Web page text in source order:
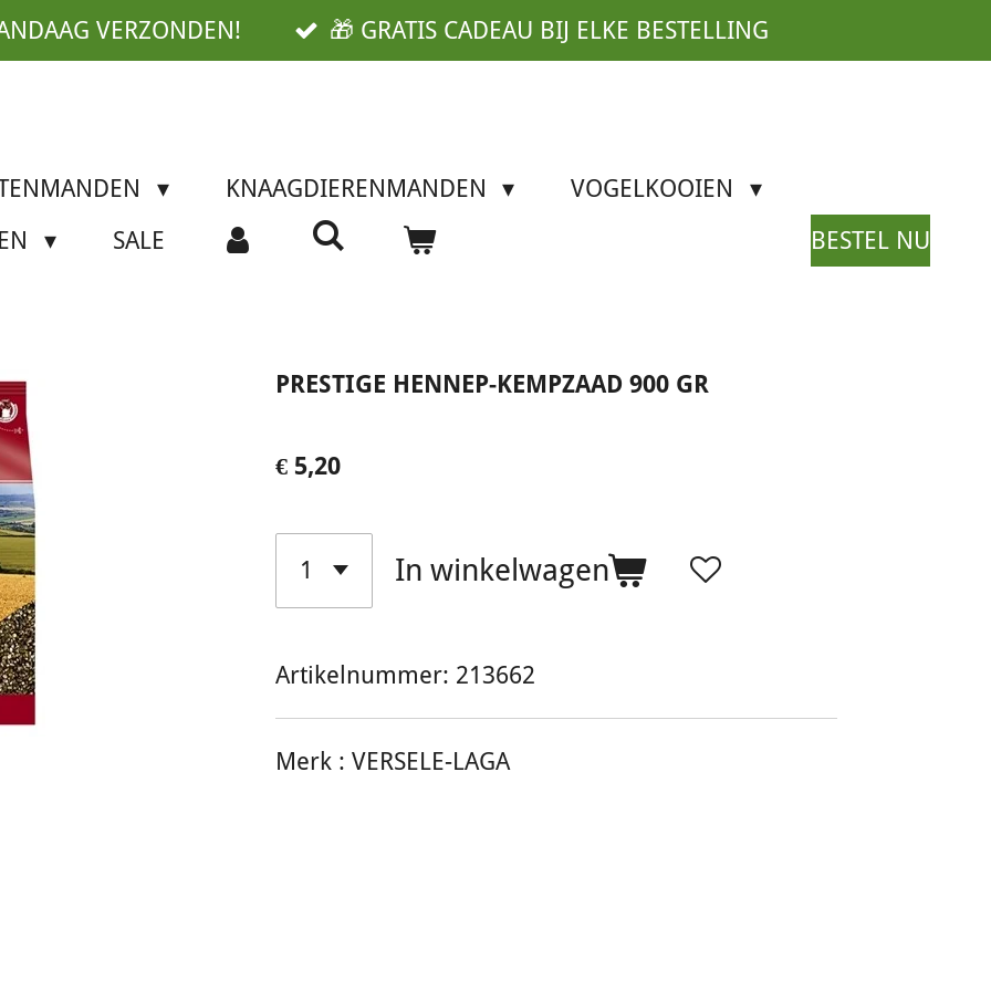
VERZONDEN! 🎁 GRATIS CADEAU BIJ ELKE BESTELLING
KNAAGDIERENMANDEN
VOGELKOOIEN
SALE BESTEL NU
PRESTIGE HENNEP-KEMPZAAD 900 GR
€ 5,20
In winkelwagen
Artikelnummer: 213662
Merk : VERSELE-LAGA